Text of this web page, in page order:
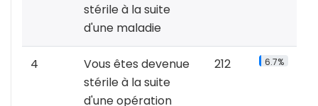
stérile à la suite
d'une maladie
4
Vous êtes devenue
stérile à la suite
d'une opération
212 6.7%